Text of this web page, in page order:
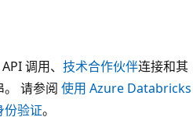
调用、 技术合作伙伴连接和其
请参阅 使用 Azure Databricks
份验证。